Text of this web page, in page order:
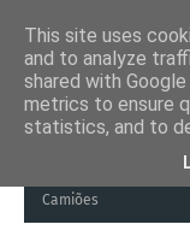
Camiões
This site uses
and to analyze
shared with
metrics to ensure
statistics, and to